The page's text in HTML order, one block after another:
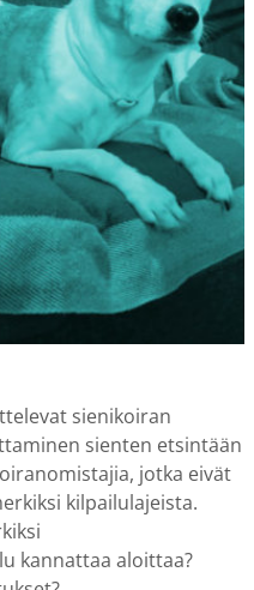
sienikoiran
sienten etsintään
jotka eivät
kilpailulajeista.
kannattaa aloittaa?